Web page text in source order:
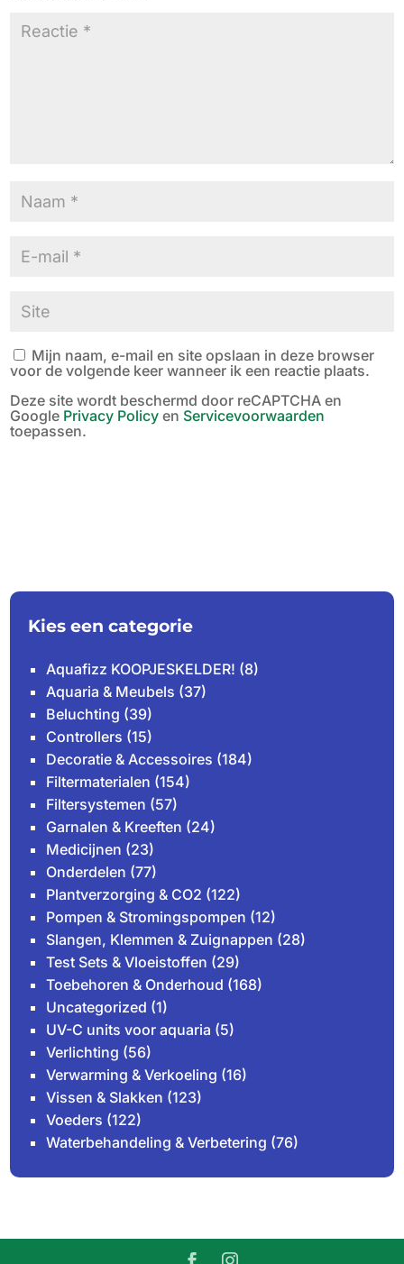
Mijn naam, e-mail en site opslaan in deze browser
voor de volgende keer wanneer ik een reactie plaats.
Deze site wordt beschermd door reCAPTCHA en
Google Privacy Policy en Servicevoorwaarden
toepassen.
Kies een categorie
Aquafizz KOOPJESKELDER! (8)
Aquaria & Meubels (37)
Beluchting (39)
Controllers (15)
Decoratie & Accessoires (184)
Filtermaterialen (154)
Filtersystemen (57)
Garnalen & Kreeften (24)
Medicijnen (23)
Onderdelen (77)
Plantverzorging & CO2 (122)
Pompen & Stromingspompen (12)
Slangen, Klemmen & Zuignappen (28)
Test Sets & Vloeistoffen (29)
Toebehoren & Onderhoud (168)
Uncategorized (1)
UV-C units voor aquaria (5)
Verlichting (56)
Verwarming & Verkoeling (16)
Vissen & Slakken (123)
Voeders (122)
Waterbehandeling & Verbetering (76)